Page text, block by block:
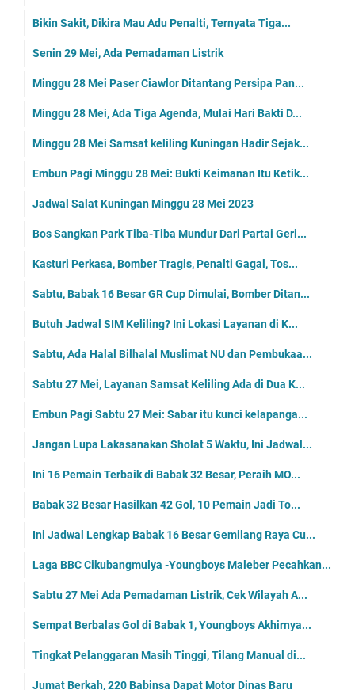
Bikin Sakit, Dikira Mau Adu Penalti, Ternyata Tiga...
Senin 29 Mei, Ada Pemadaman Listrik
Minggu 28 Mei Paser Ciawlor Ditantang Persipa Pan...
Minggu 28 Mei, Ada Tiga Agenda, Mulai Hari Bakti D...
Minggu 28 Mei Samsat keliling Kuningan Hadir Sejak...
Embun Pagi Minggu 28 Mei: Bukti Keimanan Itu Ketik...
Jadwal Salat Kuningan Minggu 28 Mei 2023
Bos Sangkan Park Tiba-Tiba Mundur Dari Partai Geri...
Kasturi Perkasa, Bomber Tragis, Penalti Gagal, Tos...
Sabtu, Babak 16 Besar GR Cup Dimulai, Bomber Ditan...
Butuh Jadwal SIM Keliling? Ini Lokasi Layanan di K...
Sabtu, Ada Halal Bilhalal Muslimat NU dan Pembukaa...
Sabtu 27 Mei, Layanan Samsat Keliling Ada di Dua K...
Embun Pagi Sabtu 27 Mei: Sabar itu kunci kelapanga...
Jangan Lupa Lakasanakan Sholat 5 Waktu, Ini Jadwal...
Ini 16 Pemain Terbaik di Babak 32 Besar, Peraih MO...
Babak 32 Besar Hasilkan 42 Gol, 10 Pemain Jadi To...
Ini Jadwal Lengkap Babak 16 Besar Gemilang Raya Cu...
Laga BBC Cikubangmulya -Youngboys Maleber Pecahkan...
Sabtu 27 Mei Ada Pemadaman Listrik, Cek Wilayah A...
Sempat Berbalas Gol di Babak 1, Youngboys Akhirnya...
Tingkat Pelanggaran Masih Tinggi, Tilang Manual di...
Jumat Berkah, 220 Babinsa Dapat Motor Dinas Baru